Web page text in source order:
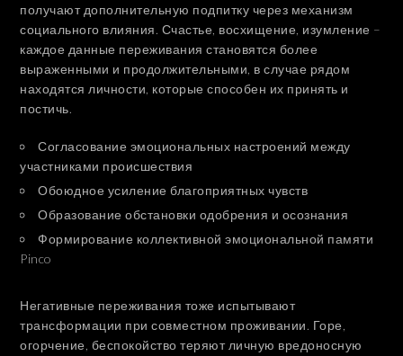
получают дополнительную подпитку через механизм
социального влияния. Счастье, восхищение, изумление –
каждое данные переживания становятся более
выраженными и продолжительными, в случае рядом
находятся личности, которые способен их принять и
постичь.
Согласование эмоциональных настроений между
участниками происшествия
Обоюдное усиление благоприятных чувств
Образование обстановки одобрения и осознания
Формирование коллективной эмоциональной памяти
Pinco
Негативные переживания тоже испытывают
трансформации при совместном проживании. Горе,
огорчение, беспокойство теряют личную вредоносную